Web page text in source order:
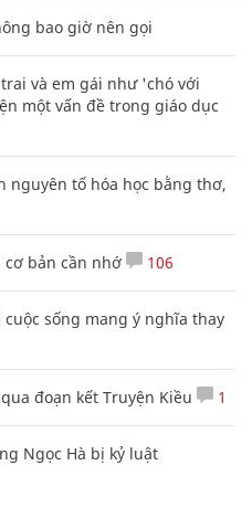
bao giờ nên gọi
và em gái như 'chó với
một vấn đề trong giáo dục
nguyên tố hóa học bằng thơ,
cơ bản cần nhớ 106
sống mang ý nghĩa thay
đoạn kết Truyện Kiều 1
Ngọc Hà bị kỷ luật